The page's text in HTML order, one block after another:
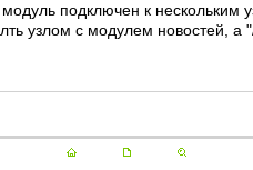
подключен к нескольким
узлом с модулем новостей, а